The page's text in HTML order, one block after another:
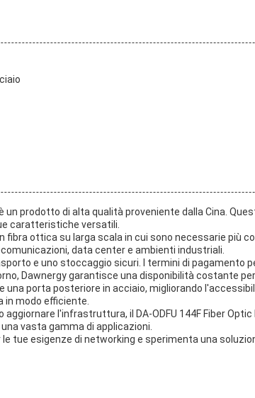
è un prodotto di alta qualità proveniente dalla Cina.
caratteristiche versatili.
fibra ottica su larga scala in cui sono necessarie più
data center e ambienti industriali.
e uno stoccaggio sicuri. I termini di pagamento
Dawnergy garantisce una disponibilità costante
una porta posteriore in acciaio, migliorando
modo efficiente.
l'infrastruttura, il DA-ODFU 144F Fiber
vasta gamma di applicazioni.
le tue esigenze di networking e sperimenta una